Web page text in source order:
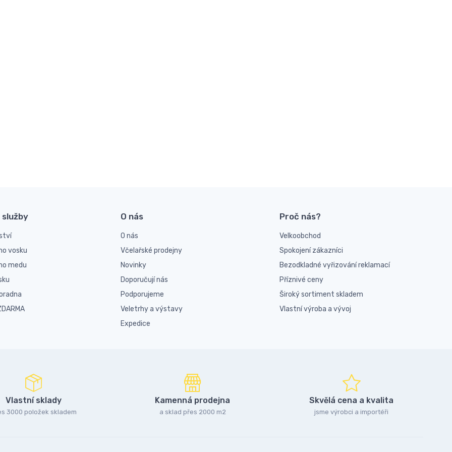
služby
vosku
medu
O nás
O nás
Včelařské prodejny
Novinky
Doporučují nás
Podporujeme
Veletrhy a výstavy
Expedice
Proč nás?
Velkoobchod
Spokojení zákazníci
Bezodkladné vyřizování reklamací
Příznivé ceny
Široký sortiment skladem
Vlastní výroba a vývoj
Vlastní sklady
3000 položek skladem
Kamenná prodejna
a sklad přes 2000 m2
Skvělá cena a kvalita
jsme výrobci a importéři